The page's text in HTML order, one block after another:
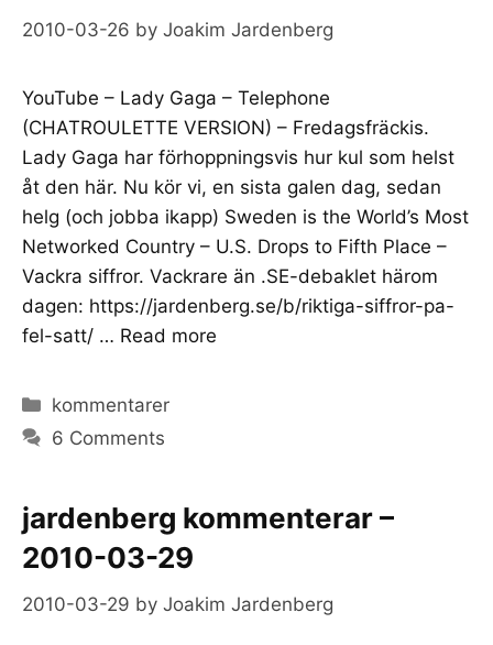
2010-03-26 by Joakim Jardenberg
YouTube – Lady Gaga – Telephone
(CHATROULETTE VERSION) – Fredagsfräckis.
Lady Gaga har förhoppningsvis hur kul som helst
åt den här. Nu kör vi, en sista galen dag, sedan
helg (och jobba ikapp) Sweden is the World’s Most
Networked Country – U.S. Drops to Fifth Place –
Vackra siffror. Vackrare än .SE-debaklet härom
dagen: https://jardenberg.se/b/riktiga-siffror-pa-
fel-satt/ … Read more
Categories
kommentarer
6 Comments
jardenberg kommenterar –
2010-03-29
2010-03-29 by Joakim Jardenberg